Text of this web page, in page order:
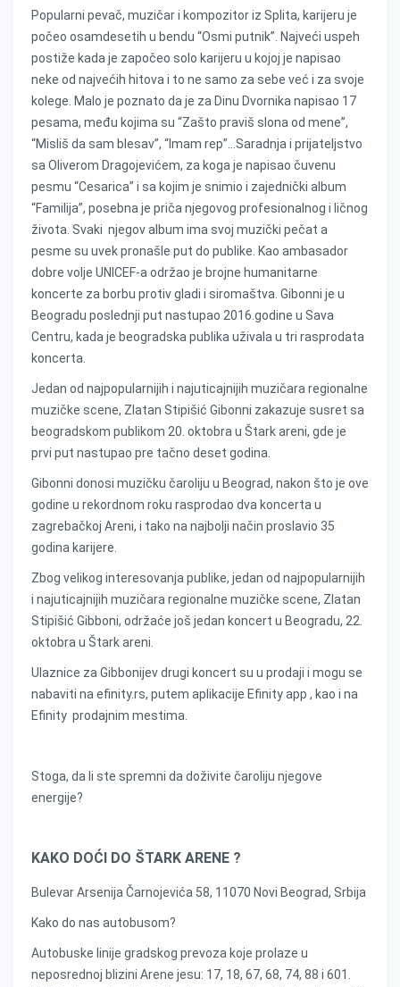
Popularni pevač, muzičar i kompozitor iz Splita, karijeru je
počeo osamdesetih u bendu “Osmi putnik”. Najveći uspeh
postiže kada je započeo solo karijeru u kojoj je napisao
neke od najvećih hitova i to ne samo za sebe već i za svoje
kolege. Malo je poznato da je za Dinu Dvornika napisao 17
pesama, među kojima su “Zašto praviš slona od mene”,
“Misliš da sam blesav”, “Imam rep”…Saradnja i prijateljstvo
sa Oliverom Dragojevićem, za koga je napisao čuvenu
pesmu “Cesarica” i sa kojim je snimio i zajednički album
“Familija”, posebna je priča njegovog profesionalnog i ličnog
života. Svaki njegov album ima svoj muzički pečat a
pesme su uvek pronašle put do publike. Kao ambasador
dobre volje UNICEF-a održao je brojne humanitarne
koncerte za borbu protiv gladi i siromaštva. Gibonni je u
Beogradu poslednji put nastupao 2016.godine u Sava
Centru, kada je beogradska publika uživala u tri rasprodata
koncerta.
Jedan od najpopularnijih i najuticajnijih muzičara regionalne
muzičke scene, Zlatan Stipišić Gibonni zakazuje susret sa
beogradskom publikom 20. oktobra u Štark areni, gde je
prvi put nastupao pre tačno deset godina.
Gibonni donosi muzičku čaroliju u Beograd, nakon što je ove
godine u rekordnom roku rasprodao dva koncerta u
zagrebačkoj Areni, i tako na najbolji način proslavio 35
godina karijere.
Zbog velikog interesovanja publike, jedan od najpopularnijih
i najuticajnijih muzičara regionalne muzičke scene, Zlatan
Stipišić Gibboni, održaće još jedan koncert u Beogradu, 22.
oktobra u Štark areni.
Ulaznice za Gibbonijev drugi koncert su u prodaji i mogu se
nabaviti na efinity.rs, putem aplikacije Efinity app , kao i na
Efinity prodajnim mestima.
Stoga, da li ste spremni da doživite čaroliju njegove
energije?
KAKO DOĆI DO ŠTARK ARENE ?
Bulevar Arsenija Čarnojevića 58, 11070 Novi Beograd, Srbija
Kako do nas autobusom?
Autobuske linije gradskog prevoza koje prolaze u
neposrednoj blizini Arene jesu: 17, 18, 67, 68, 74, 88 i 601.